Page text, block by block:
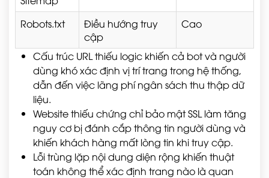
Robots.txt
Điều hướng truy
cập
Cao
Cấu trúc URL thiếu logic khiến cả bot và người
dùng khó xác định vị trí trang trong hệ thống,
dẫn đến việc lãng phí ngân sách thu thập dữ
liệu.
Website thiếu chứng chỉ bảo mật SSL làm tăng
nguy cơ bị đánh cắp thông tin người dùng và
khiến khách hàng mất lòng tin khi truy cập.
Lỗi trùng lặp nội dung diện rộng khiến thuật
toán không thể xác định trang nào là quan